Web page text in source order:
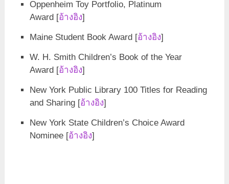
Oppenheim Toy Portfolio, Platinum
Award [อ้างอิง]
Maine Student Book Award [อ้างอิง]
W. H. Smith Children’s Book of the Year
Award [อ้างอิง]
New York Public Library 100 Titles for Reading
and Sharing [อ้างอิง]
New York State Children’s Choice Award
Nominee [อ้างอิง]